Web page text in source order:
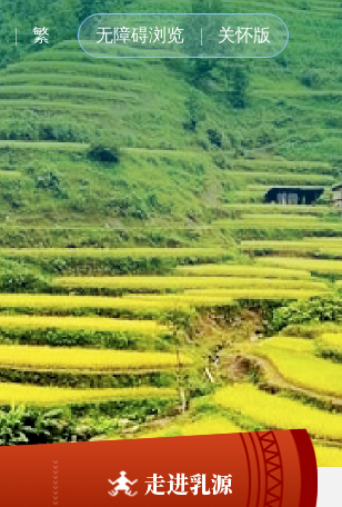
繁 无障碍浏览 关怀版
走进乳源